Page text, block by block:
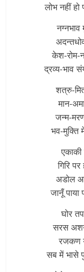
लोभ नहीं
केश-रोम-
द्रव्य-भाव
शत्रु-
मान-
जन्म-
भव-मुक्ति
गिरि
अडोल
जानूँ
घोर
सरस
रजकण
सब में भासे